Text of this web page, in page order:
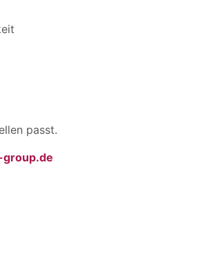
passt.